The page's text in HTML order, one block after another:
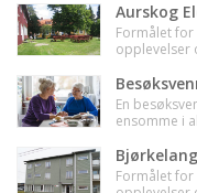
Aurskog
Formålet
opplevelser
medlemskap
En
ensomme i
Formålet